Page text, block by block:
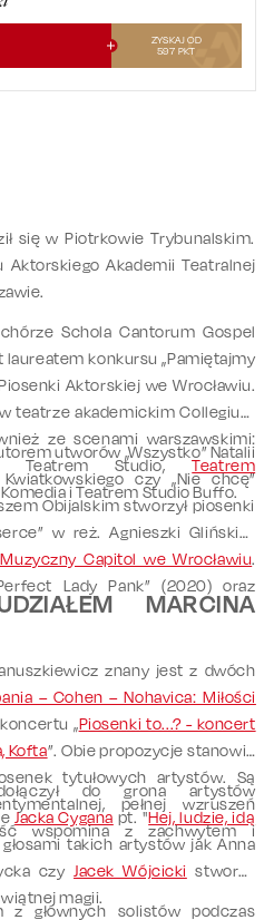
ZYSKAJ OD
597 PKT
się w Piotrkowie Trybunalskim.
Aktorskiego Akademii Teatralnej
Schola Cantorum Gospel
laureatem konkursu „Pamiętajmy
Aktorskiej we Wrocławiu.
teatrze akademickim Collegium
ze scenami warszawskimi:
Teatrem Studio,Teatrem
i Teatrem Studio Buffo.
utworów „Wszystko” Natalii
czy „Nie chcę”
Obijalskim stworzył piosenki
w reż. Agnieszki Glińskiej,
Capitol we Wrocławiu.
Lady Pank” (2020) oraz
MARCINA
znany jest z dwóch
– Cohen – Nohavica: Miłości
„Piosenki to...? - koncert
Kofta”. Obie propozycje stanowią
tytułowych artystów. Są
pełnej wzruszeń
wspomina z zachwytem i
do grona artystów
Jacka Cygana pt. "Hej, ludzie, idą
głosami takich artystów jak Anna
czy Jacek Wójcicki stworzy
magii.
z głównych solistów podczas